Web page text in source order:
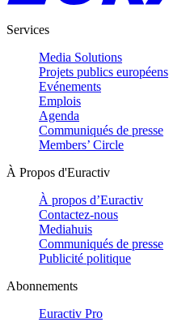
Services
Media Solutions
Projets publics européens
Evénements
Emplois
Agenda
Communiqués de presse
Members’ Circle
À Propos d'Euractiv
À propos d’Euractiv
Contactez-nous
Mediahuis
Communiqués de presse
Publicité politique
Abonnements
Euractiv Pro